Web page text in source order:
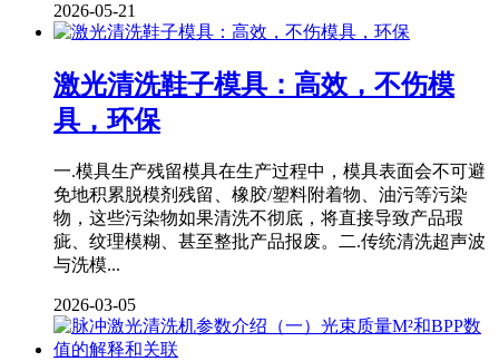
2026-05-21
激光清洗鞋子模具：高效，不伤模
具，环保
一.模具生产残留模具在生产过程中，模具表面会不可避
免地积累脱模剂残留、橡胶/塑料附着物、油污等污染
物，这些污染物如果清洗不彻底，将直接导致产品瑕
疵、纹理模糊、甚至整批产品报废。二.传统清洗超声波
与洗模...
2026-03-05